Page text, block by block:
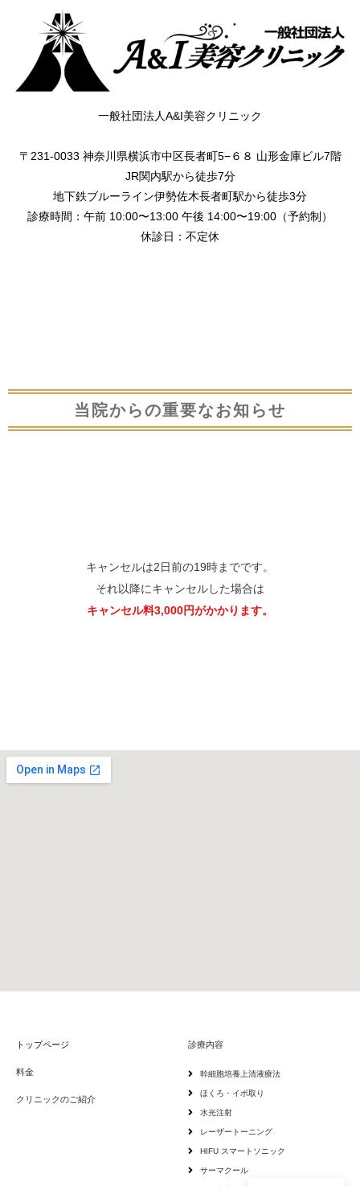
一般社団法人A&I美容クリニック
〒231-0033 神奈川県横浜市中区長者町5−６８ 山形金庫ビル7階
JR関内駅から徒歩7分
地下鉄ブルーライン伊勢佐木長者町駅から徒歩3分
診療時間：午前 10:00〜13:00 午後 14:00〜19:00（予約制）
休診日：不定休
当院からの重要なお知らせ
キャンセルは2日前の19時までです。
それ以降にキャンセルした場合は
キャンセル料3,000円がかかります。
トップページ
料金
クリニックのご紹介
診療内容
幹細胞培養上清液療法
ほくろ・イボ取り
水光注射
レーザートーニング
HIFU スマートソニック
サーマクール